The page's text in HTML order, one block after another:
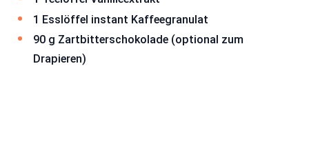
1 Esslöffel instant Kaffeegranulat
90 g Zartbitterschokolade (optional zum
Drapieren)